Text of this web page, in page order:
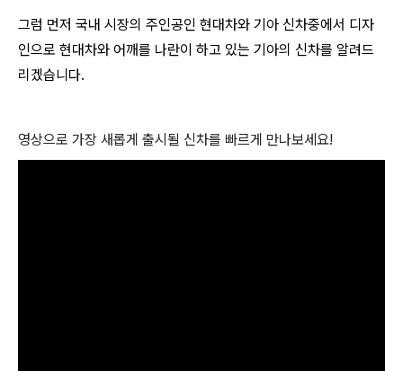
그럼 먼저 국내 시장의 주인공인 현대차와 기아 신차중에서 디자
인으로 현대차와 어깨를 나란이 하고 있는 기아의 신차를 알려드
리겠습니다.
영상으로 가장 새롭게 출시될 신차를 빠르게 만나보세요!